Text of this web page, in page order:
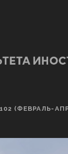
(ФЕВРАЛЬ-